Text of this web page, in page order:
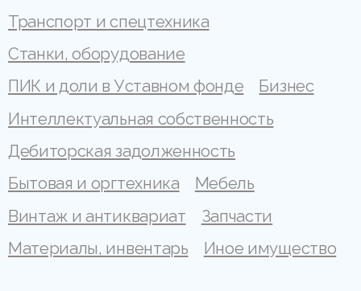
Транспорт и спецтехника
Станки, оборудование
ПИК и доли в Уставном фонде
Бизнес
Интеллектуальная собственность
Дебиторская задолженность
Бытовая и оргтехника
Мебель
Винтаж и антиквариат
Запчасти
Материалы, инвентарь
Иное имущество